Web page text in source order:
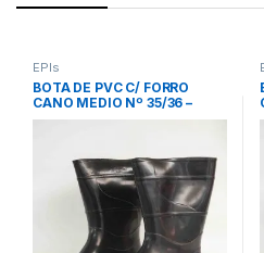
EPIs
BOTA DE PVC C/ FORRO
CANO MEDIO Nº 35/36 –
PRETA – KALA (CA 32180)